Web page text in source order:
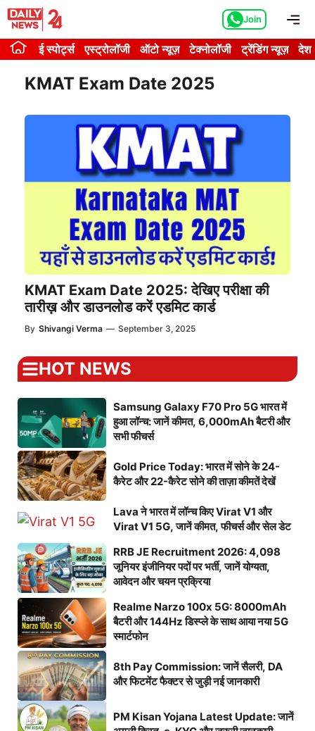
Skip
content
Join
ई स्पोर्ट्स एस्ट्रोलॉजी ऑटो न्यूज़ टेक्नोलॉजी ट्रेंडिंग न्यूज़ देश
KMAT Exam Date 2025
KMAT Exam Date 2025: देखिए परीक्षा की
तारीख़ और डाउनलोड करें एडमिट कार्ड
By Shivangi Verma — September 3, 2025
HOT NEWS
Samsung Galaxy F70 Pro 5G भारत में
हुआ लॉन्च: जानें कीमत, 6,000mAh बैटरी और
सभी फीचर्स
Gold Price Today: भारत में सोने के 24-
कैरेट और 22-कैरेट सोने की ताज़ा कीमतें देखें
Lava ने भारत में लॉन्च किए Virat V1 और
Virat V1 5G, जानें कीमत, फीचर्स और सेल डेट
RRB JE Recruitment 2026: 4,098
जूनियर इंजीनियर पदों पर भर्ती, जानें योग्यता,
आवेदन और चयन प्रक्रिया
Realme Narzo 100x 5G: 8000mAh
बैटरी और 144Hz डिस्प्ले के साथ आया नया 5G
स्मार्टफोन
8th Pay Commission: जानें सैलरी, DA
और फिटमेंट फैक्टर से जुड़ी नई जानकारी
PM Kisan Yojana Latest Update: जानें